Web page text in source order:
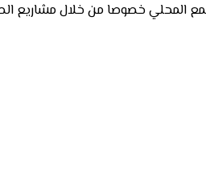
المحلي خصوصا من خلال مشاريع